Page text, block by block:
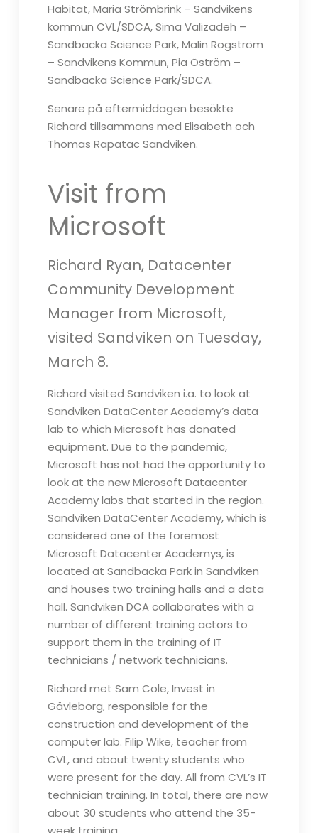
Habitat, Maria Strömbrink – Sandvikens
kommun CVL/SDCA, Sima Valizadeh –
Sandbacka Science Park, Malin Rogström
– Sandvikens Kommun, Pia Öström –
Sandbacka Science Park/SDCA.
Senare på eftermiddagen besökte
Richard tillsammans med Elisabeth och
Thomas Rapatac Sandviken.
Visit from
Microsoft
Richard Ryan, Datacenter
Community Development
Manager from Microsoft,
visited Sandviken on Tuesday,
March 8.
Richard visited Sandviken i.a. to look at
Sandviken DataCenter Academy’s data
lab to which Microsoft has donated
equipment. Due to the pandemic,
Microsoft has not had the opportunity to
look at the new Microsoft Datacenter
Academy labs that started in the region.
Sandviken DataCenter Academy, which is
considered one of the foremost
Microsoft Datacenter Academys, is
located at Sandbacka Park in Sandviken
and houses two training halls and a data
hall. Sandviken DCA collaborates with a
number of different training actors to
support them in the training of IT
technicians / network technicians.
Richard met Sam Cole, Invest in
Gävleborg, responsible for the
construction and development of the
computer lab. Filip Wike, teacher from
CVL, and about twenty students who
were present for the day. All from CVL’s IT
technician training. In total, there are now
about 30 students who attend the 35-